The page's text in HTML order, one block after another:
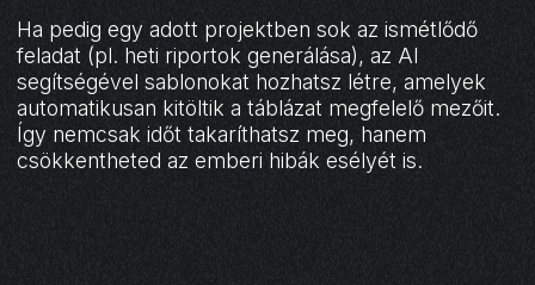
Ha pedig egy adott projektben sok az ismétlődő
feladat (pl. heti riportok generálása), az AI
segítségével sablonokat hozhatsz létre, amelyek
automatikusan kitöltik a táblázat megfelelő mezőit.
Így nemcsak időt takaríthatsz meg, hanem
csökkentheted az emberi hibák esélyét is.